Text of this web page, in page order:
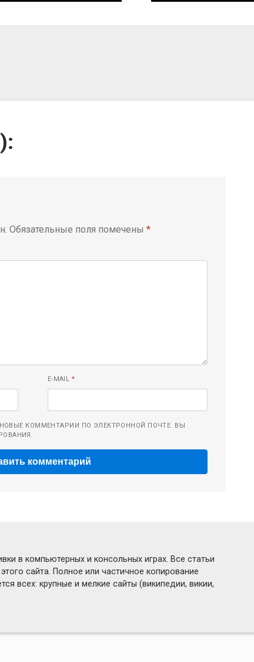
):
Обязательные поля помечены*
E-MAIL *
КОММЕНТАРИИ ПО ЭЛЕКТРОННОЙ ПОЧТЕ. ВЫ
в компьютерных и консольных играх. Все статьи
сайта. Полное или частичное копирование
всех: крупные и мелкие сайты (википедии, викии,